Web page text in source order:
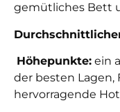
gemütliches Bett
Höhepunkte: ein
der besten
hervorragende